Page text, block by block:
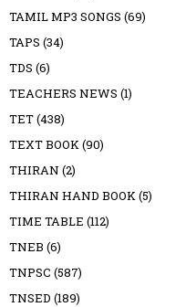
TAMIL MP3 SONGS (69)
TAPS (34)
TDS (6)
TEACHERS NEWS (1)
TET(438)
TEXT BOOK(90)
THIRAN (2)
THIRAN HAND BOOK(5)
TIME TABLE (112)
TNEB (6)
TNPSC (587)
TNSED (189)